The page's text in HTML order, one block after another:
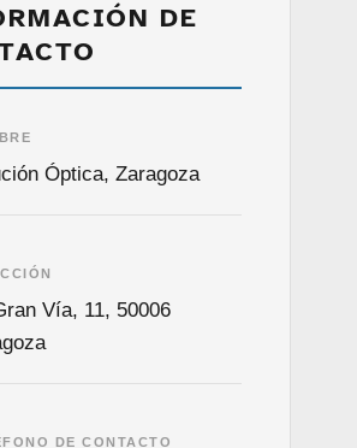
DE
Óptica, Zaragoza
Vía, 11, 50006
DE CONTACTO